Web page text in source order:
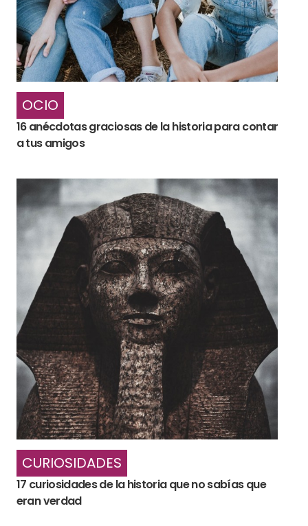
OCIO
16 anécdotas graciosas de la historia para contar
a tus amigos
CURIOSIDADES
17 curiosidades de la historia que no sabías que
eran verdad